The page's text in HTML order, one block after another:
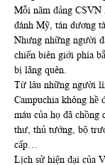
Mỗi năm đảng CSVN
đánh Mỹ, tán dương
Nhưng những người
chiến biên giới phía
bị lãng quên.
Từ lâu những người
Campuchia không hề
máu của họ đã
thư, thủ tướng, bộ
cấp…
Lịch sử hiện đại của